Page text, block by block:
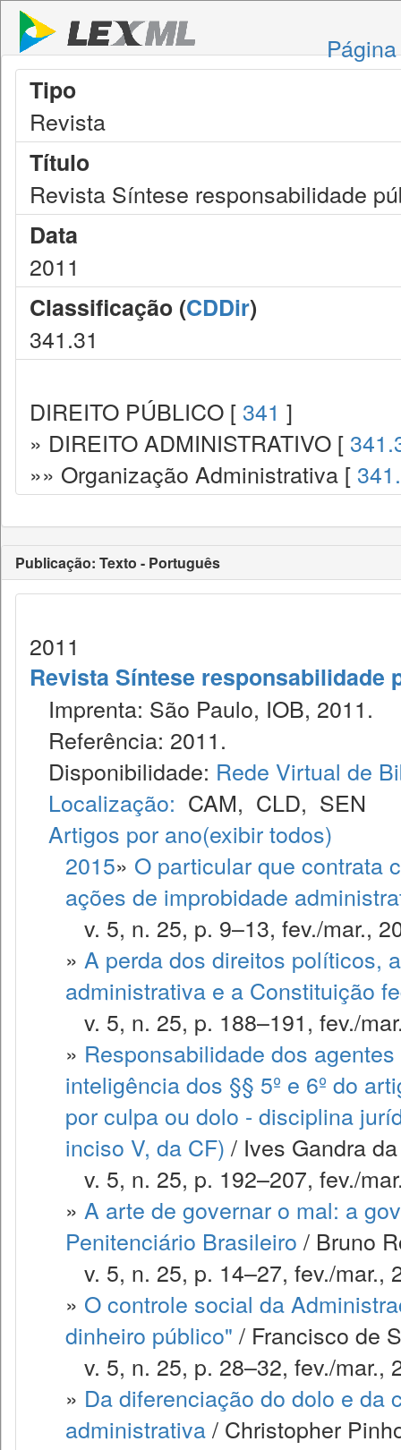
Tipo
Revista
Título
Revista Síntese responsabilidade
Data
2011
Classificação (CDDir)
341.31
DIREITO PÚBLICO [ 341 ]
» DIREITO ADMINISTRATIVO [
»» Organização Administrativa [
Publicação: Texto - Português
2011
Revista Síntese responsabilidade
Imprenta: São Paulo, IOB, 2011.
Referência: 2011.
Disponibilidade: Rede Virtual de
Localização: CAM, CLD, SEN
Artigos por ano(exibir todos)
2015» O particular que contrata
ações de improbidade
v. 5, n. 25, p. 9–13, fev./mar.,
» A perda dos direitos políticos,
administrativa e a Constituição
v. 5, n. 25, p. 188–191, fev./
» Responsabilidade dos
inteligência dos §§ 5º e 6º do
por culpa ou dolo - disciplina
inciso V, da CF) / Ives Gandra
v. 5, n. 25, p. 192–207, fev./
» A arte de governar o mal: a
Penitenciário Brasileiro / Bruno
v. 5, n. 25, p. 14–27, fev./mar.,
» O controle social da
dinheiro público" / Francisco de
v. 5, n. 25, p. 28–32, fev./mar.,
» Da diferenciação do dolo e da
administrativa/ Christopher